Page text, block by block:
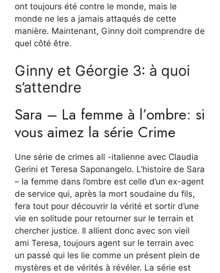
ont toujours été contre le monde, mais le
monde ne les a jamais attaqués de cette
manière. Maintenant, Ginny doit comprendre de
quel côté être.
Ginny et Géorgie 3: à quoi
s’attendre
Sara – La femme à l’ombre: si
vous aimez la série Crime
Une série de crimes all -italienne avec Claudia
Gerini et Teresa Saponangelo. L’histoire de Sara
– la femme dans l’ombre est celle d’un ex-agent
de service qui, après la mort soudaine du fils,
fera tout pour découvrir la vérité et sortir d’une
vie en solitude pour retourner sur le terrain et
chercher justice. Il allient donc avec son vieil
ami Teresa, toujours agent sur le terrain avec
un passé qui les lie comme un présent plein de
mystères et de vérités à révéler. La série est